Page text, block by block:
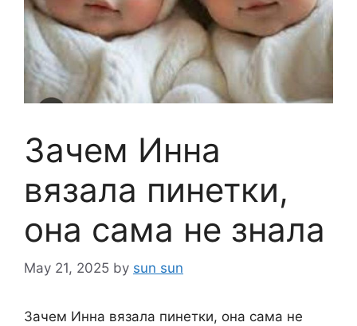
Зачем Инна
вязала пинетки,
она сама не знала
May 21, 2025 by sun sun
Зачем Инна вязала пинетки, она сама не